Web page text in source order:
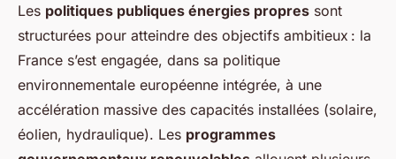
Les politiques publiques énergies propres sont
structurées pour atteindre des objectifs ambitieux : la
France s’est engagée, dans sa politique
environnementale européenne intégrée, à une
accélération massive des capacités installées (solaire,
éolien, hydraulique). Les programmes